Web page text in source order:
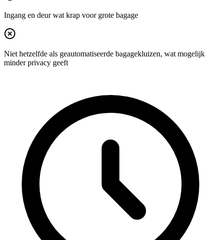
Ingang en deur wat krap voor grote bagage
Niet hetzelfde als geautomatiseerde bagagekluizen, wat mogelijk
minder privacy geeft